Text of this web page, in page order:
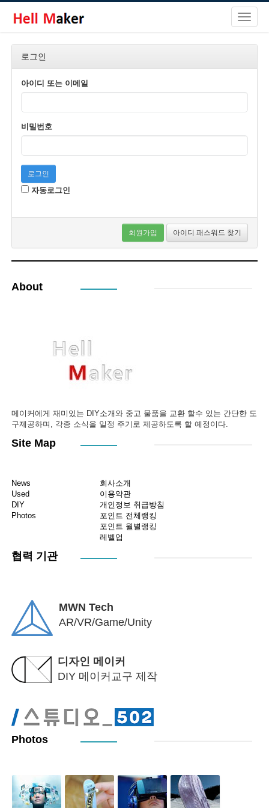
로그인
아이디 또는 이메일
비밀번호
로그인
자동로그인
회원가입 아이디 패스워드 찾기
About
메이커에게 재미있는 DIY소개와 중고 물품을 교환 할수 있는 간단한 도
구제공하며, 각종 소식을 일정 주기로 제공하도록 할 예정이다.
Site Map
News
Used
DIY
Photos
회사소개
이용약관
개인정보 취급방침
포인트 전체랭킹
포인트 월별랭킹
레벨업
협력 기관
MWN Tech
AR/VR/Game/Unity
디자인 메이커
DIY 메이커교구 제작
Photos